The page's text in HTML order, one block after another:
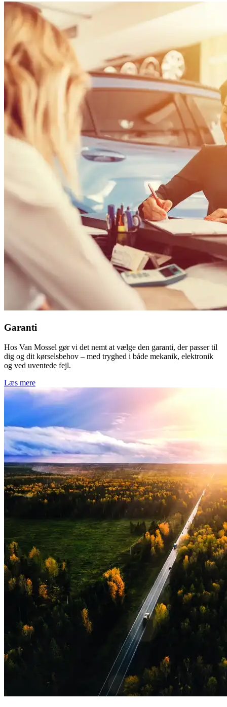
Garanti
Hos Van Mossel gør vi det nemt at vælge den garanti, der passer til
dig og dit kørselsbehov – med tryghed i både mekanik, elektronik
og ved uventede fejl.
Læs mere